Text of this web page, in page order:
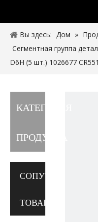
Вы здесь: Дом »
Сегментная группа
D6H (5 шт.) 1026677
КАТЕГОРИЯ
ПРОДУКТА
СОПУТСТВУЮЩИЕ
ТОВАРЫ